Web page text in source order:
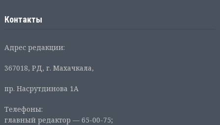
Контакты
Адрес редакции:
367018, РД, г. Махачкала,
пр. Насрутдинова 1А
Телефоны:
главный редактор — 65-00-75;